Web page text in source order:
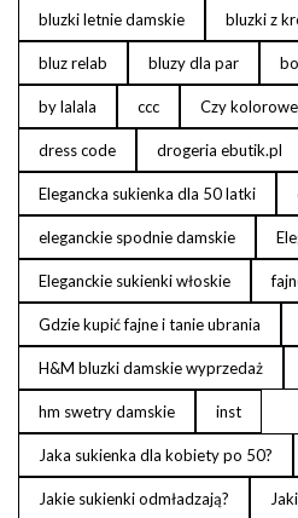
bluzki letnie damskie bluzki z
bluz relab bluzy dla par
by lalala ccc Czy
dress code drogeria ebutik.pl
Elegancka sukienka dla 50 latki
eleganckie spodnie damskie
Eleganckie sukienki włoskie
Gdzie kupić fajne i tanie ubrania
H&M bluzki damskie wyprzedaż
hm swetry damskie inst
Jaka sukienka dla kobiety po 50?
Jakie sukienki odmładzają?